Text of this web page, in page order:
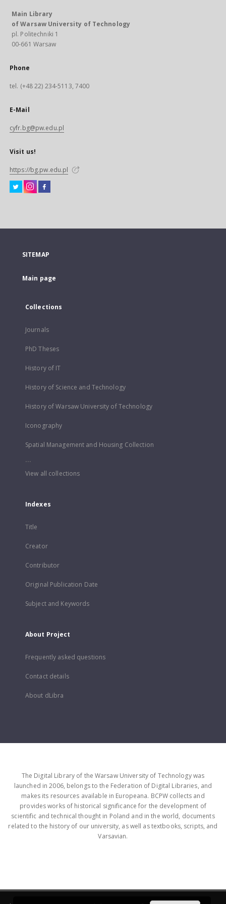
Main Library
of Warsaw University of Technology
pl. Politechniki 1
00-661 Warsaw
Phone
tel. (+48 22) 234-5113, 7400
E-Mail
cyfr.bg@pw.edu.pl
Visit us!
https://bg.pw.edu.pl
SITEMAP
Main page
Collections
Journals
PhD Theses
History of IT
History of Science and Technology
History of Warsaw University of Technology
Iconography
Spatial Management and Housing Collection
...
View all collections
Indexes
Title
Creator
Contributor
Original Publication Date
Subject and Keywords
About Project
Frequently asked questions
Contact details
About dLibra
The Digital Library of the Warsaw University of Technology was
launched in 2006, belongs to the Federation of Digital Libraries, and
makes its resources available in Europeana. BCPW collects and
provides works of historical significance for the development of
scientific and technical thought in Poland and in the world, documents
related to the history of our university, as well as textbooks, scripts, and
Varsavian.